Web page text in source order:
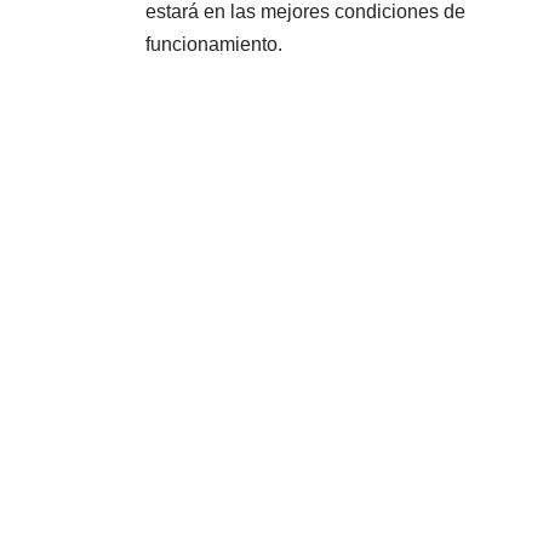
estará en las mejores condiciones de
funcionamiento.